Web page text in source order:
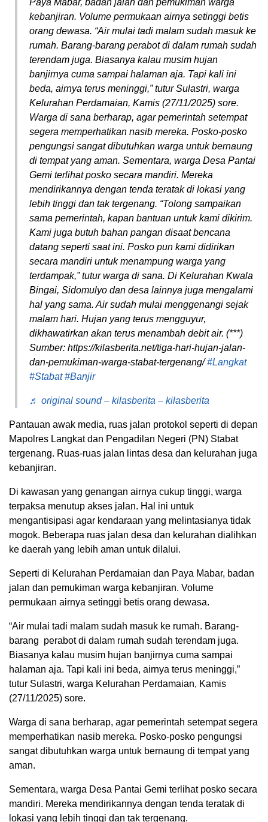
Paya Mabar, badan jalan dan pemukiman warga
kebanjiran. Volume permukaan airnya setinggi betis
orang dewasa. “Air mulai tadi malam sudah masuk ke
rumah. Barang-barang perabot di dalam rumah sudah
terendam juga. Biasanya kalau musim hujan
banjirnya cuma sampai halaman aja. Tapi kali ini
beda, airnya terus meninggi,” tutur Sulastri, warga
Kelurahan Perdamaian, Kamis (27/11/2025) sore.
Warga di sana berharap, agar pemerintah setempat
segera memperhatikan nasib mereka. Posko-posko
pengungsi sangat dibutuhkan warga untuk bernaung
di tempat yang aman. Sementara, warga Desa Pantai
Gemi terlihat posko secara mandiri. Mereka
mendirikannya dengan tenda teratak di lokasi yang
lebih tinggi dan tak tergenang. “Tolong sampaikan
sama pemerintah, kapan bantuan untuk kami dikirim.
Kami juga butuh bahan pangan disaat bencana
datang seperti saat ini. Posko pun kami didirikan
secara mandiri untuk menampung warga yang
terdampak,” tutur warga di sana. Di Kelurahan Kwala
Bingai, Sidomulyo dan desa lainnya juga mengalami
hal yang sama. Air sudah mulai menggenangi sejak
malam hari. Hujan yang terus mengguyur,
dikhawatirkan akan terus menambah debit air. (***)
Sumber: https://kilasberita.net/tiga-hari-hujan-jalan-
dan-pemukiman-warga-stabat-tergenang/#Langkat
#Stabat #Banjir
♬ original sound – kilasberita – kilasberita
Pantauan awak media, ruas jalan protokol seperti di depan
Mapolres Langkat dan Pengadilan Negeri (PN) Stabat
tergenang. Ruas-ruas jalan lintas desa dan kelurahan juga
kebanjiran.
Di kawasan yang genangan airnya cukup tinggi, warga
terpaksa menutup akses jalan. Hal ini untuk
mengantisipasi agar kendaraan yang melintasianya tidak
mogok. Beberapa ruas jalan desa dan kelurahan dialihkan
ke daerah yang lebih aman untuk dilalui.
Seperti di Kelurahan Perdamaian dan Paya Mabar, badan
jalan dan pemukiman warga kebanjiran. Volume
permukaan airnya setinggi betis orang dewasa.
“Air mulai tadi malam sudah masuk ke rumah. Barang-
barang perabot di dalam rumah sudah terendam juga.
Biasanya kalau musim hujan banjirnya cuma sampai
halaman aja. Tapi kali ini beda, airnya terus meninggi,”
tutur Sulastri, warga Kelurahan Perdamaian, Kamis
(27/11/2025) sore.
Warga di sana berharap, agar pemerintah setempat segera
memperhatikan nasib mereka. Posko-posko pengungsi
sangat dibutuhkan warga untuk bernaung di tempat yang
aman.
Sementara, warga Desa Pantai Gemi terlihat posko secara
mandiri. Mereka mendirikannya dengan tenda teratak di
lokasi yang lebih tinggi dan tak tergenang.